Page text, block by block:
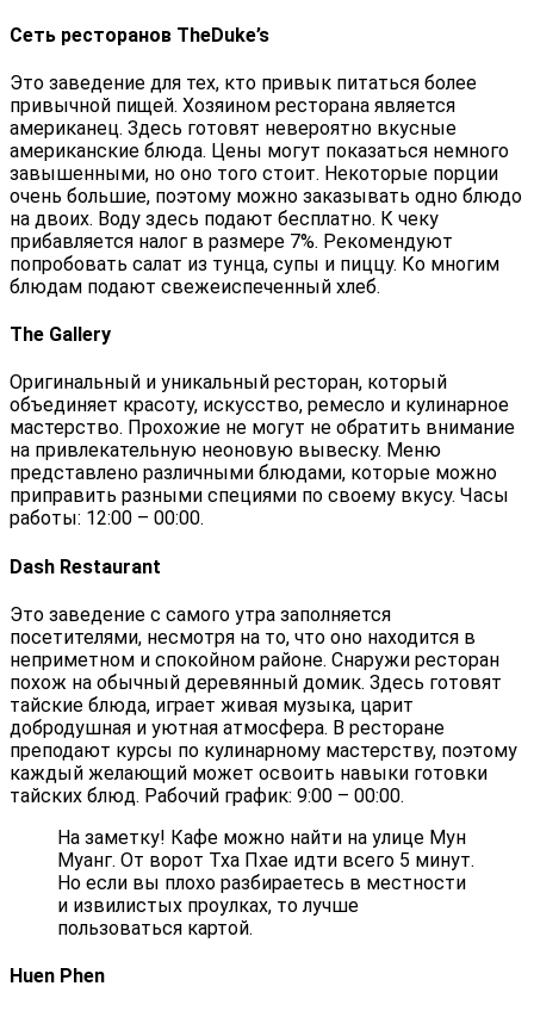
Сеть ресторанов TheDuke’s
Это заведение для тех, кто привык питаться более
привычной пищей. Хозяином ресторана является
американец. Здесь готовят невероятно вкусные
американские блюда. Цены могут показаться немного
завышенными, но оно того стоит. Некоторые порции
очень большие, поэтому можно заказывать одно блюдо
на двоих. Воду здесь подают бесплатно. К чеку
прибавляется налог в размере 7%. Рекомендуют
попробовать салат из тунца, супы и пиццу. Ко многим
блюдам подают свежеиспеченный хлеб.
The Gallery
Оригинальный и уникальный ресторан, который
объединяет красоту, искусство, ремесло и кулинарное
мастерство. Прохожие не могут не обратить внимание
на привлекательную неоновую вывеску. Меню
представлено различными блюдами, которые можно
приправить разными специями по своему вкусу. Часы
работы: 12:00 – 00:00.
Dash Restaurant
Это заведение с самого утра заполняется
посетителями, несмотря на то, что оно находится в
неприметном и спокойном районе. Снаружи ресторан
похож на обычный деревянный домик. Здесь готовят
тайские блюда, играет живая музыка, царит
добродушная и уютная атмосфера. В ресторане
преподают курсы по кулинарному мастерству, поэтому
каждый желающий может освоить навыки готовки
тайских блюд. Рабочий график: 9:00 – 00:00.
На заметку! Кафе можно найти на улице Мун
Муанг. От ворот Тха Пхае идти всего 5 минут.
Но если вы плохо разбираетесь в местности
и извилистых проулках, то лучше
пользоваться картой.
Huen Phen